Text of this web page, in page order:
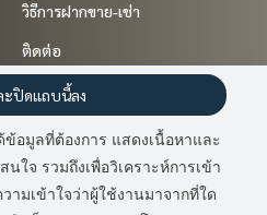
วิธีการฝากขาย-เช่า
ติดต่อ
ข้อมูลที่ต้องการ แสดงเนื้อหาและ
ใจ รวมถึงเพื่อวิเคราะห์การเข้า
ามเข้าใจว่าผู้ใช้งานมาจากที่ใด
ปิดแถบนี้ลง